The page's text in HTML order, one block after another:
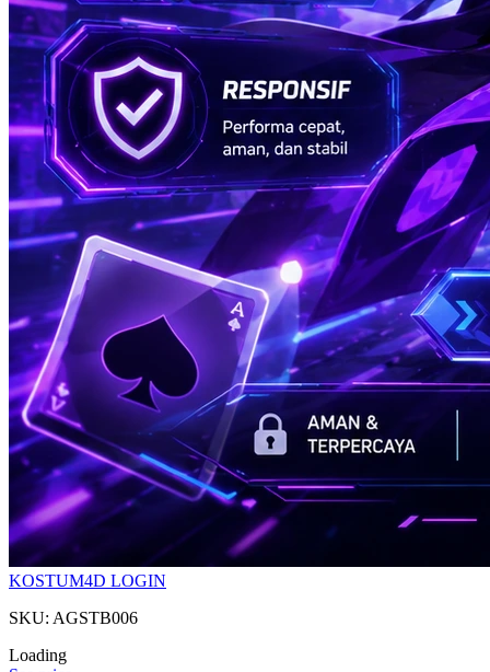
KOSTUM4D LOGIN
SKU: AGSTB006
Loading